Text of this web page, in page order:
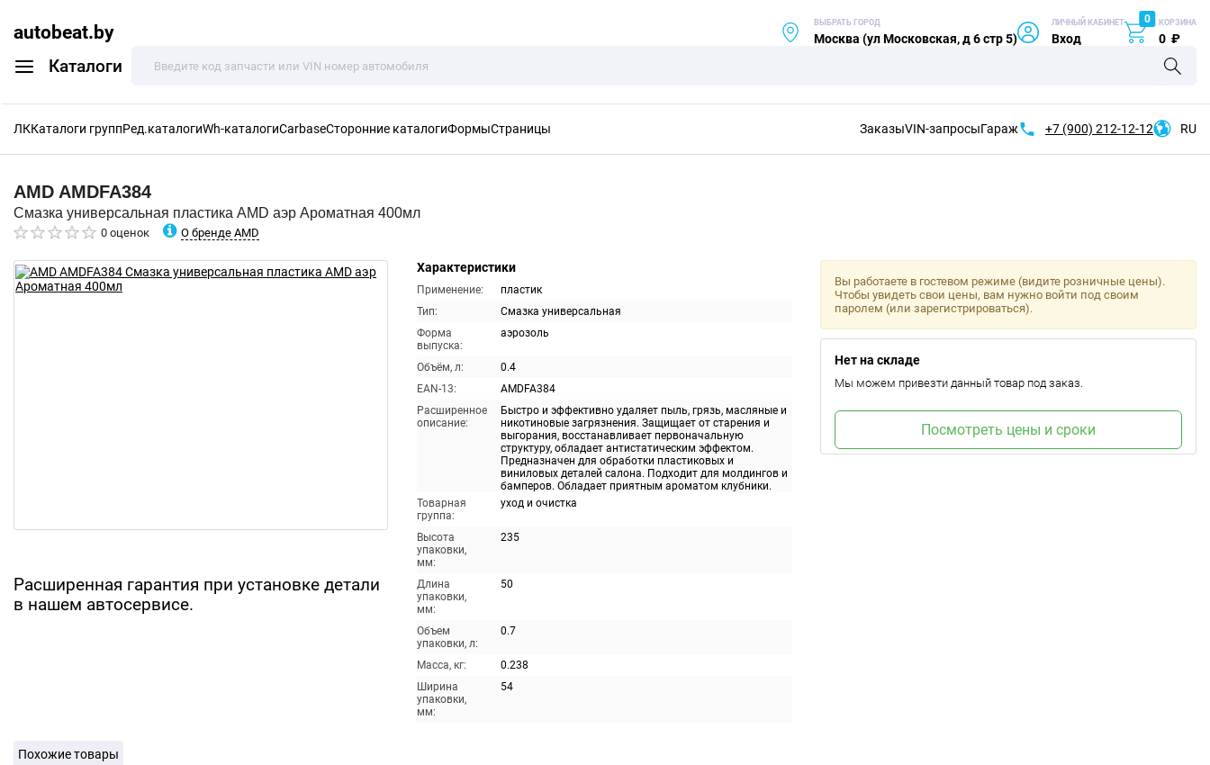
autobeat.by
Каталоги
ВЫБРАТЬ ГОРОД
Москва (ул Московская, д 6 стр 5)
ЛИЧНЫЙ КАБИНЕТ
Вход
0 КОРЗИНА
0 ₽
ЛККаталоги группРед.каталогиWh-каталогиCarbaseСторонние каталогиФормыСтраницы ЗаказыVIN-запросыГараж +7 (900) 212-12-12 RU
AMD AMDFA384
Смазка универсальная пластика AMD аэр Ароматная 400мл
0 оценок О бренде AMD
Расширенная гарантия при установке детали
в нашем автосервисе.
Характеристики
Применение:
пластик
Тип:
Смазка универсальная
Форма
выпуска:
аэрозоль
Объём, л:
0.4
EAN-13:
AMDFA384
Расширенное
описание:
Быстро и эффективно удаляет пыль, грязь, масляные и
никотиновые загрязнения. Защищает от старения и
выгорания, восстанавливает первоначальную
структуру, обладает антистатическим эффектом.
Предназначен для обработки пластиковых и
виниловых деталей салона. Подходит для молдингов и
бамперов. Обладает приятным ароматом клубники.
Товарная
группа:
уход и очистка
Высота
упаковки,
мм:
235
Длина
упаковки,
мм:
50
Объем
упаковки, л:
0.7
Масса, кг:
0.238
Ширина
упаковки,
мм:
54
Вы работаете в гостевом режиме (видите розничные цены).
Чтобы увидеть свои цены, вам нужно войти под своим
паролем (или зарегистрироваться).
Нет на складе
Мы можем привезти данный товар под заказ.
Посмотреть цены и сроки
Похожие товары